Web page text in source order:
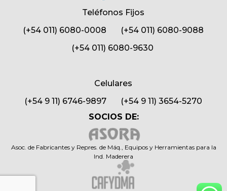
Teléfonos Fijos
(+54 011) 6080-0008 (+54 011) 6080-9088
(+54 011) 6080-9630
Celulares
(+54 9 11) 6746-9897 (+54 9 11) 3654-5270
SOCIOS DE:
Asoc. de Fabricantes y Repres. de Máq., Equipos y Herramientas para la
Ind. Maderera